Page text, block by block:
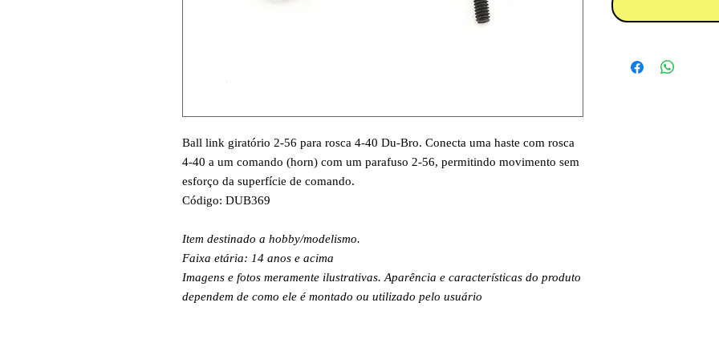
Ball link giratório 2-56 para rosca 4-40 Du-Bro. Conecta uma haste com rosca
4-40 a um comando (horn) com um parafuso 2-56, permitindo movimento sem
esforço da superfície de comando.
Código: DUB369
Item destinado a hobby/modelismo.
Faixa etária: 14 anos e acima
Imagens e fotos meramente ilustrativas. Aparência e características do produto
dependem de como ele é montado ou utilizado pelo usuário